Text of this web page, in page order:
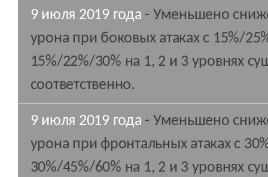
9 июля 2019 года - Уменьшено
урона при боковых атаках с 15%/
15%/22%/30% на 1, 2 и 3 уровнях
соответственно.
9 июля 2019 года - Уменьшено
урона при фронтальных атаках с
30%/45%/60% на 1, 2 и 3 уровнях